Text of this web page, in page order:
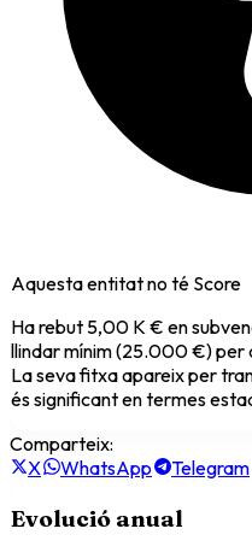
Aquesta entitat no té Score
Ha rebut 5,00 K € en
llindar mínim (25.000 €) per
La seva fitxa apareix per
és significant en termes
Comparteix:
X
WhatsApp Telegram
Evolució anual